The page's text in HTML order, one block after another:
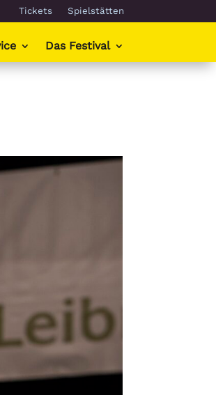
Tickets Spielstätten
Das Festival